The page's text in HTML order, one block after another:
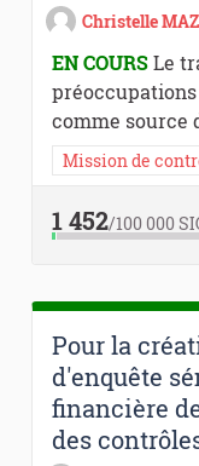
Christelle
EN COURSLe
comme source
Mission de
1 452/100 000
Pour la
d'enquête
financière
des